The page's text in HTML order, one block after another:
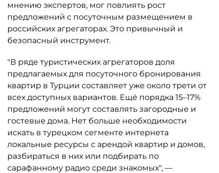
мнению экспертов, мог повлиять рост
предложений с посуточным размещением в
российских агрегаторах. Это привычный и
безопасный инструмент.
"В ряде туристических агрегаторов доля
предлагаемых для посуточного бронирования
квартир в Турции составляет уже около трети от
всех доступных вариантов. Ещё порядка 15–17%
предложений могут составлять загородные и
гостевые дома. Нет больше необходимости
искать в турецком сегменте интернета
локальные ресурсы с арендой квартир и домов,
разбираться в них или подбирать по
сарафанному радио среди знакомых", —